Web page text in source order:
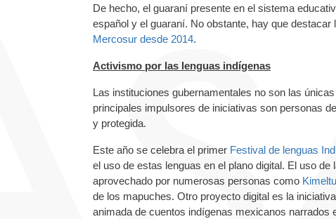
De hecho, el guaraní presente en el sistema
español y el guaraní. No obstante, hay que
Mercosur desde 2014.
Activismo por las lenguas indígenas
Las instituciones gubernamentales no son las
principales impulsores de iniciativas son personas
y protegida.
Este año se celebra el primer Festival de lenguas
el uso de estas lenguas en el plano digital. El uso
aprovechado por numerosas personas como
de los mapuches. Otro proyecto digital es la iniciativa
animada de cuentos indígenas mexicanos narrados